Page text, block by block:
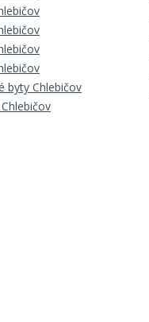
byty Chlebičov